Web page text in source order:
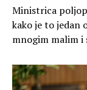
Ministrica
kako je to jedan
mnogim malim i